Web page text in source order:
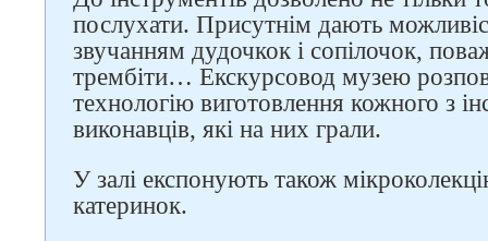
послухати. Присутнім дають
звучанням дудочкок і сопілочок,
трембіти… Екскурсовод музею
технологію виготовлення кожного з
виконавців, які на них грали.
У залі експонують також
катеринок.